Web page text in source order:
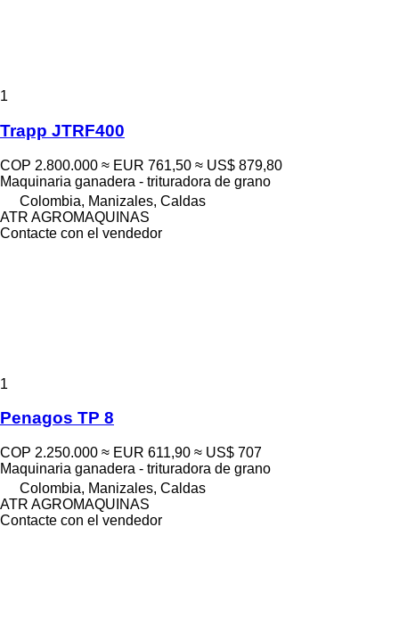
1
Trapp JTRF400
COP 2.800.000 ≈ EUR 761,50 ≈ US$ 879,80
Maquinaria ganadera - trituradora de grano
Colombia, Manizales, Caldas
ATR AGROMAQUINAS
Contacte con el vendedor
1
Penagos TP 8
COP 2.250.000 ≈ EUR 611,90 ≈ US$ 707
Maquinaria ganadera - trituradora de grano
Colombia, Manizales, Caldas
ATR AGROMAQUINAS
Contacte con el vendedor